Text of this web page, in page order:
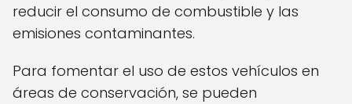
reducir el consumo de combustible y las
emisiones contaminantes.
Para fomentar el uso de estos vehículos en
áreas de conservación, se pueden